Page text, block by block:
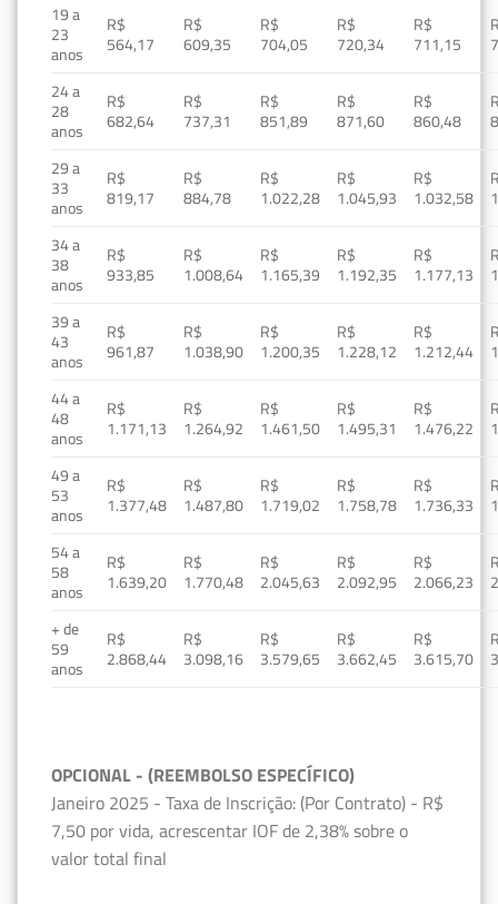
19 a
23
anos
R$
564,17
R$
609,35
R$
704,05
R$
720,34
R$
711,15
24 a
28
anos
R$
682,64
R$
737,31
R$
851,89
R$
871,60
R$
860,48
29 a
33
anos
R$
819,17
R$
884,78
R$
1.022,28
R$
1.045,93
R$
1.032,58
34 a
38
anos
R$
933,85
R$
1.008,64
R$
1.165,39
R$
1.192,35
R$
1.177,13
39 a
43
anos
R$
961,87
R$
1.038,90
R$
1.200,35
R$
1.228,12
R$
1.212,44
44 a
48
anos
R$
1.171,13
R$
1.264,92
R$
1.461,50
R$
1.495,31
R$
1.476,22
49 a
53
anos
R$
1.377,48
R$
1.487,80
R$
1.719,02
R$
1.758,78
R$
1.736,33
54 a
58
anos
R$
1.639,20
R$
1.770,48
R$
2.045,63
R$
2.092,95
R$
2.066,23
+ de
59
anos
R$
2.868,44
R$
3.098,16
R$
3.579,65
R$
3.662,45
R$
3.615,70
OPCIONAL - (REEMBOLSO ESPECÍFICO)
Janeiro 2025 - Taxa de Inscrição: (Por Contrato) - R$
7,50 por vida, acrescentar IOF de 2,38% sobre o
valor total final